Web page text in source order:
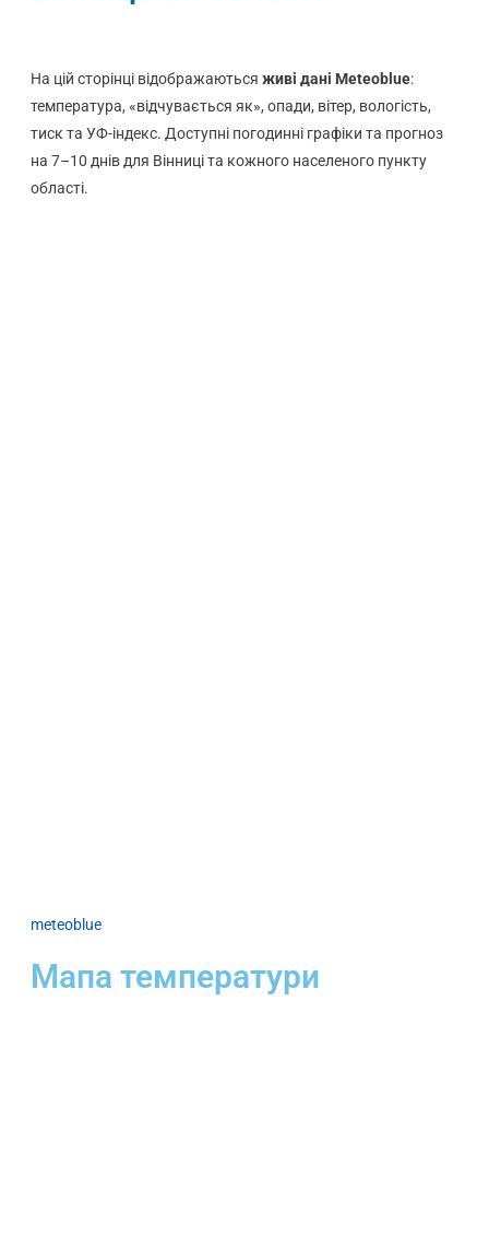
На цій сторінці відображаються живі дані Meteoblue:
температура, «відчувається як», опади, вітер, вологість,
тиск та УФ-індекс. Доступні погодинні графіки та прогноз
на 7–10 днів для Вінниці та кожного населеного пункту
області.
meteoblue
Мапа температури